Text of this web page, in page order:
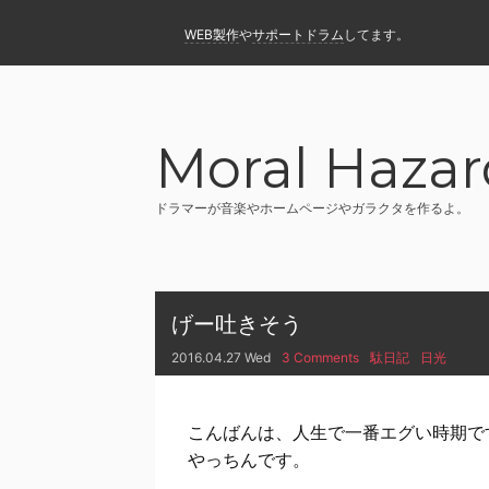
WEB製作やサポートドラム してます。
Moral
ドラマーが音楽やホームページやガラクタを作るよ。
げー吐きそう
2016.04.27 Wed 3 Comments 駄日記 日光
こんばんは、人生で一番エグい時期で
やっちんです。